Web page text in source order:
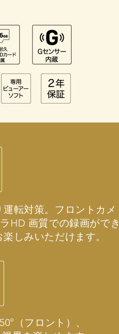
転対策。フロントカメ
HD 画質での録画ができ
しみいただけます。
（フロント）、